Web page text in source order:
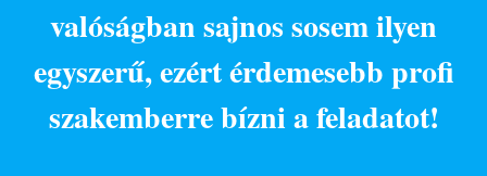
valóságban sajnos sosem ilyen
egyszerű, ezért érdemesebb profi
szakemberre bízni a feladatot!